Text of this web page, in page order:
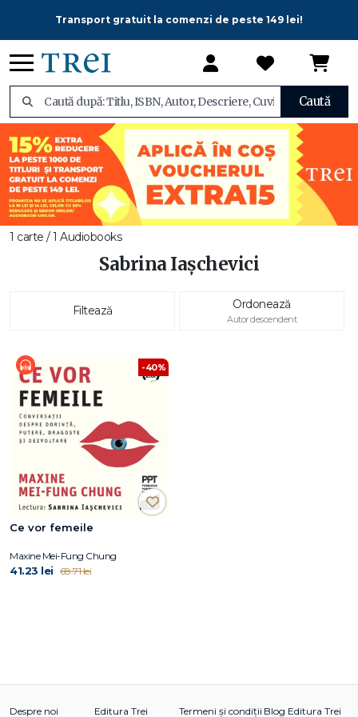
Transport gratuit la comenzi de peste 149 lei!
Caută
1 carte / 1 Audiobooks
Sabrina Iașchevici
Filtează Ordonează
Autor descendent
-40%
Ce vor femeile
Maxine Mei-Fung Chung
41.23 lei 68.71 lei
Despre noi Editura Trei Termeni și condiții Blog Editura Trei